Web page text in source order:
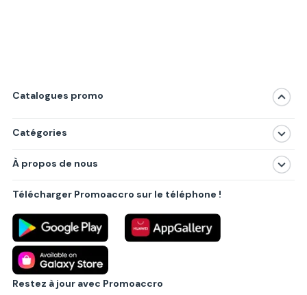
Catalogues promo
Catégories
Produits
Villes principales
À propos de nous
Politique de confidentialité
Règlements
Partenariat B2B
Blog
Contact
Télécharger Promoaccro sur le téléphone !
Restez à jour avec Promoaccro